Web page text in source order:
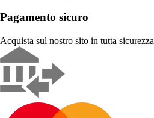
Pagamento sicuro
Acquista sul nostro sito in tutta sicurezza